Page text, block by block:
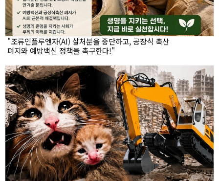
"조류인플루엔자(AI) 살처분을 중단하고, 공장식 축산
폐지와 예방백신 정책을 촉구한다!"